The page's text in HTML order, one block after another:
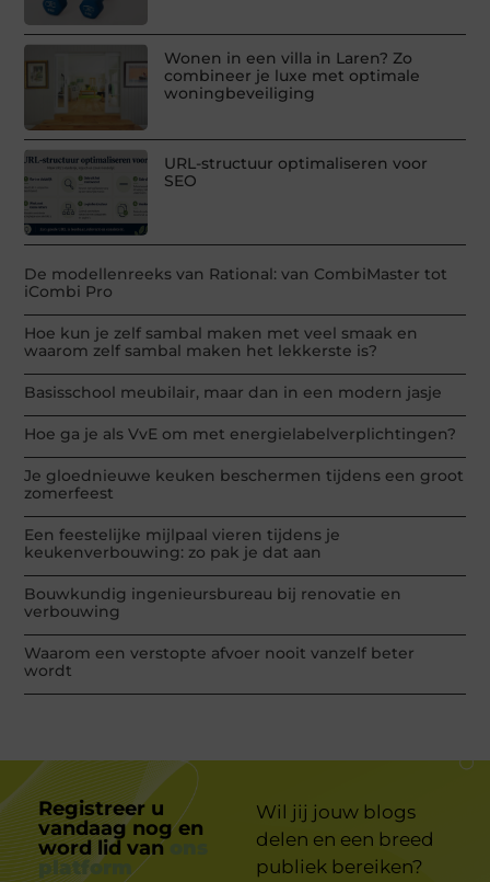
Wonen in een villa in Laren? Zo
combineer je luxe met optimale
woningbeveiliging
URL-structuur optimaliseren voor
SEO
De modellenreeks van Rational: van CombiMaster tot
iCombi Pro
Hoe kun je zelf sambal maken met veel smaak en
waarom zelf sambal maken het lekkerste is?
Basisschool meubilair, maar dan in een modern jasje
Hoe ga je als VvE om met energielabelverplichtingen?
Je gloednieuwe keuken beschermen tijdens een groot
zomerfeest
Een feestelijke mijlpaal vieren tijdens je
keukenverbouwing: zo pak je dat aan
Bouwkundig ingenieursbureau bij renovatie en
verbouwing
Waarom een verstopte afvoer nooit vanzelf beter
wordt
Registreer u
vandaag nog en
word lid van
platform
Wil jij jouw blogs
delen en een breed
publiek bereiken?